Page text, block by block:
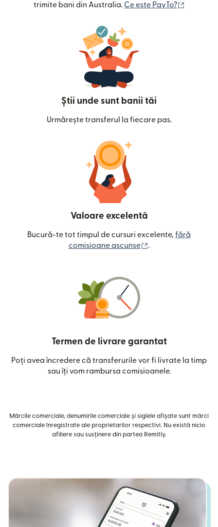
trimite bani din Australia. Ce este PayTo?
Știi unde sunt banii tăi
Urmărește transferul la fiecare pas.
Valoare excelentă
Bucură-te tot timpul de cursuri excelente, fără
comisioane ascunse
.
Termen de livrare garantat
Poți avea încredere că transferurile vor fi livrate la timp
sau îți vom rambursa comisioanele.
Mărcile comerciale, denumirile comerciale și siglele afișate sunt mărci
comerciale înregistrate ale proprietarilor respectivi. Nu există nicio
afiliere sau susținere din partea Remitly.